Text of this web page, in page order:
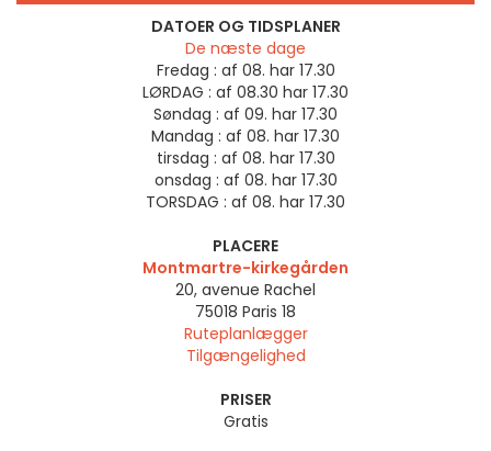
DATOER OG TIDSPLANER
De næste dage
Fredag : af 08. har 17.30
LØRDAG : af 08.30 har 17.30
Søndag : af 09. har 17.30
Mandag : af 08. har 17.30
tirsdag : af 08. har 17.30
onsdag : af 08. har 17.30
TORSDAG : af 08. har 17.30
PLACERE
Montmartre-kirkegården
20, avenue Rachel
75018 Paris 18
Ruteplanlægger
Tilgængelighed
PRISER
Gratis